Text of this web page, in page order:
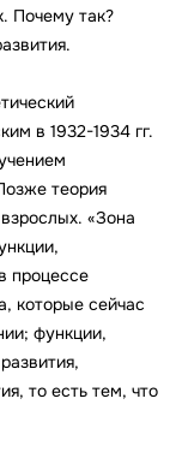
Почему так?
в 1932-1934 гг.
теория
«Зона
процессе
которые сейчас
функции,
то есть тем, что